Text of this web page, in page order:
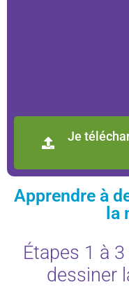
Je
Apprendre à
la
Étapes 1 à
dessiner